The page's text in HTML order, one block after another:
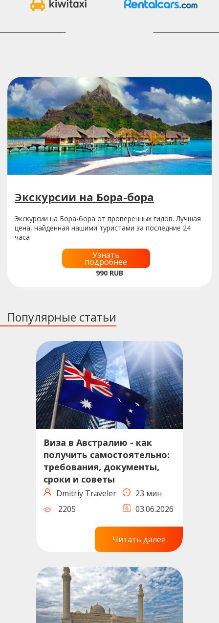
Экскурсии на Бора-бора
Экскурсии на Бора-бора от проверенных гидов. Лучшая
цена, найденная нашими туристами за последние 24
часа
Узнать
подробнее
990 RUB
Популярные статьи
Виза в Австралию - как
получить самостоятельно:
требования, документы,
сроки и советы
Dmitriy Traveler
23 мин
2205
03.06.2026
Читать далее